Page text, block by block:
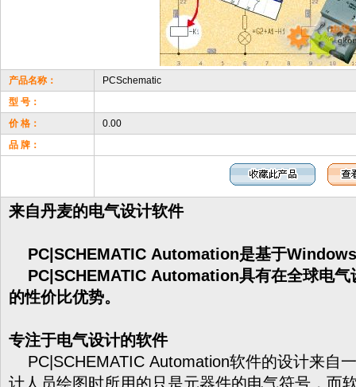
产品名称：
PCSchematic
型 号：
价 格：
0.00
品 牌：
来自丹麦的电气设计软件
PC|SCHEMATIC Automation是基于
PC|SCHEMATIC Automation具有在全球电气
的性价比优势。
专注于电气设计的软件
PC|SCHEMATIC Automation软件的设计来自
计人员绘图时所用的只是元器件的电气符号，而